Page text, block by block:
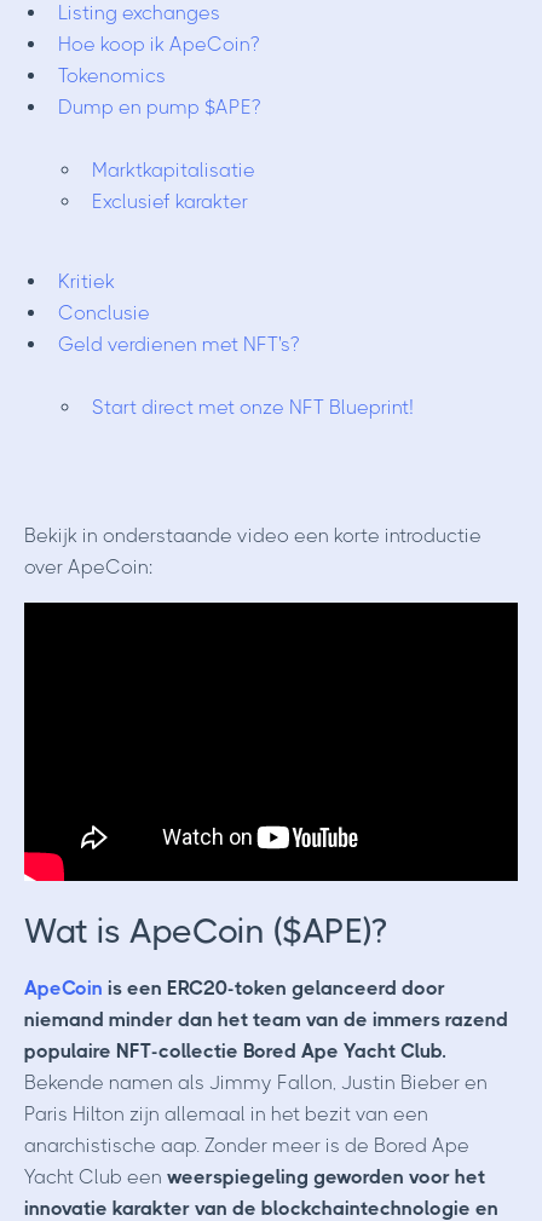
Listing exchanges
Hoe koop ik ApeCoin?
Tokenomics
Dump en pump $APE?
Marktkapitalisatie
Exclusief karakter
Kritiek
Conclusie
Geld verdienen met NFT's?
Start direct met onze NFT Blueprint!
Bekijk in onderstaande video een korte introductie
over ApeCoin:
Wat is ApeCoin ($APE)?
ApeCoin is een ERC20-token gelanceerd door
niemand minder dan het team van de immers razend
populaire NFT-collectie Bored Ape Yacht Club.
Bekende namen als Jimmy Fallon, Justin Bieber en
Paris Hilton zijn allemaal in het bezit van een
anarchistische aap. Zonder meer is de Bored Ape
Yacht Club een weerspiegeling geworden voor het
innovatie karakter van de blockchaintechnologie en